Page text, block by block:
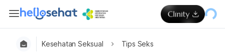
Kesehatan Seksual Tips Seks